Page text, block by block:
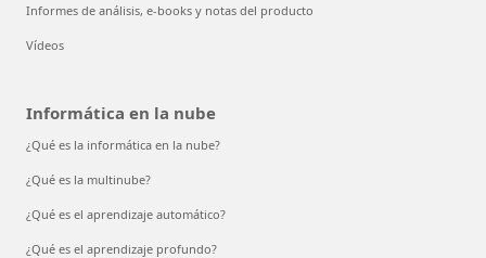
Informes de análisis, e-books y notas del producto
Vídeos
Informática en la nube
¿Qué es la informática en la nube?
¿Qué es la multinube?
¿Qué es el aprendizaje automático?
¿Qué es el aprendizaje profundo?